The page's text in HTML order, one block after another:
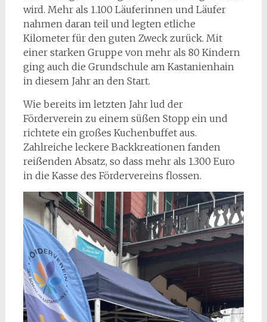
wird. Mehr als 1.100 Läuferinnen und Läufer
nahmen daran teil und legten etliche
Kilometer für den guten Zweck zurück. Mit
einer starken Gruppe von mehr als 80 Kindern
ging auch die Grundschule am Kastanienhain
in diesem Jahr an den Start.
Wie bereits im letzten Jahr lud der
Förderverein zu einem süßen Stopp ein und
richtete ein großes Kuchenbuffet aus.
Zahlreiche leckere Backkreationen fanden
reißenden Absatz, so dass mehr als 1.300 Euro
in die Kasse des Fördervereins flossen.